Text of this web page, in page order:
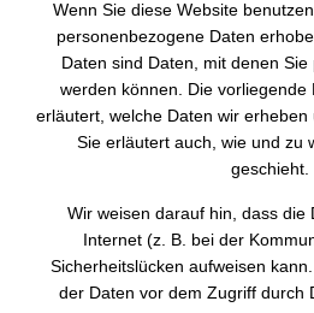
Wenn Sie diese Website
personenbezogene Daten
Daten sind Daten, mit denen
werden können. Die vorliegende
erläutert, welche Daten wir
Sie erläutert auch, wie und zu
geschieht.
Wir weisen darauf hin, dass die
Internet (z. B. bei der
Sicherheitslücken aufweisen
der Daten vor dem Zugriff durch